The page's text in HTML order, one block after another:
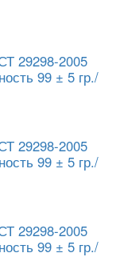
29298-2005
99 ± 5 гр./
29298-2005
99 ± 5 гр./
29298-2005
99 ± 5 гр./